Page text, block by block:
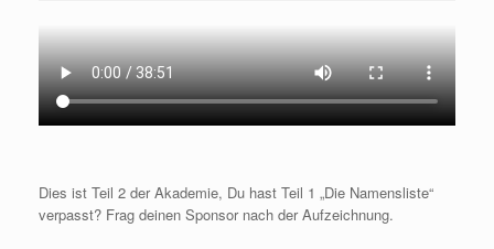
Dies ist Teil 2 der Akademie, Du hast Teil 1 „Die Namensliste“
verpasst? Frag deinen Sponsor nach der Aufzeichnung.